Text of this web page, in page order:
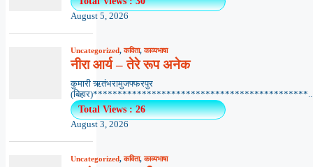
August 5, 2026
Uncategorized,कविता,काव्यभाषा
नीरा आर्य – तेरे रूप अनेक
कुमारी ऋतंभरामुजफ्फरपुर
Total Views : 26
August 3, 2026
Uncategorized,कविता,काव्यभाषा